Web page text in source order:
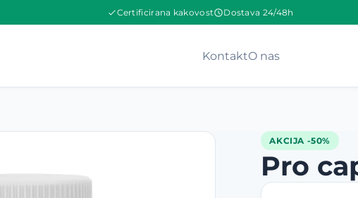
Certificirana kakovost Dostava 24/48h
KontaktO nas
AKCIJA -50%
Pro